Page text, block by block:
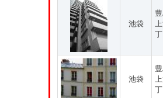
池袋
池袋